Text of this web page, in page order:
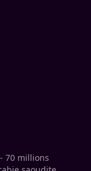
70 millions